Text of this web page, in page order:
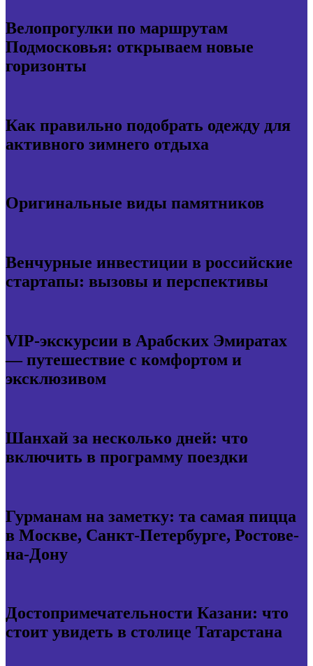
Велопрогулки по маршрутам
Подмосковья: открываем новые
горизонты
Как правильно подобрать одежду для
активного зимнего отдыха
Оригинальные виды памятников
Венчурные инвестиции в российские
стартапы: вызовы и перспективы
VIP-экскурсии в Арабских Эмиратах
— путешествие с комфортом и
эксклюзивом
Шанхай за несколько дней: что
включить в программу поездки
Гурманам на заметку: та самая пицца
в Москве, Санкт-Петербурге, Ростове-
на-Дону
Достопримечательности Казани: что
стоит увидеть в столице Татарстана